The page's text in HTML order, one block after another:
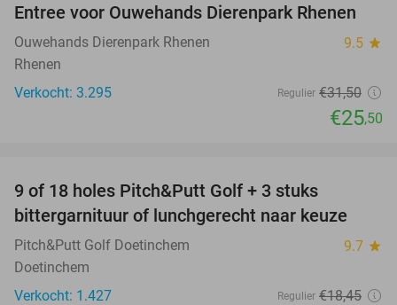
19%
Entree voor Ouwehands Dierenpark Rhenen
Ouwehands Dierenpark Rhenen 9.5 star
Rhenen
Verkocht: 3.295
Regulier €31,50
€25,50
9 of 18 holes Pitch&Putt Golf + 3 stuks
bittergarnituur of lunchgerecht naar keuze
Pitch&Putt Golf Doetinchem 9.7 star
Doetinchem
Verkocht: 1.427
Regulier €18,45